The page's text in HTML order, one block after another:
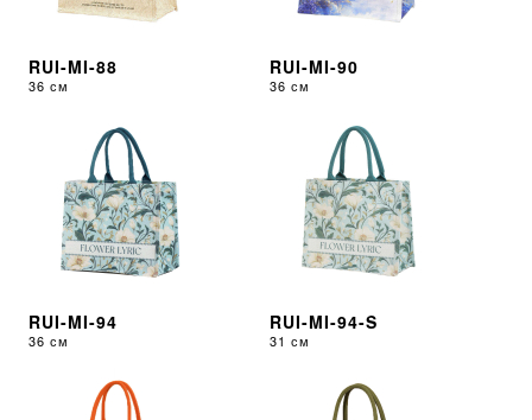
RUI-MI-88
36 см
RUI-MI-90
36 см
RUI-MI-94
36 см
RUI-MI-94-S
31 см